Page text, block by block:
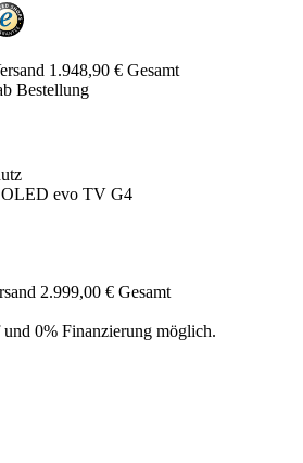
1.948,90 € Gesamt
Bestellung
evo TV G4
2.999,00 € Gesamt
und 0% Finanzierung möglich.